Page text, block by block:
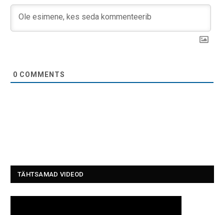
0 COMMENTS
TÄHTSAMAD VIDEOD